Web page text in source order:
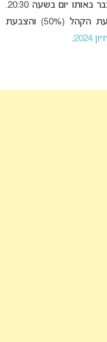
יום בשעה 20:30.
הזוכה בקדם ייבחר ע”י שילוב של הצבעת הקהל (50%) והצבעת
2024
.